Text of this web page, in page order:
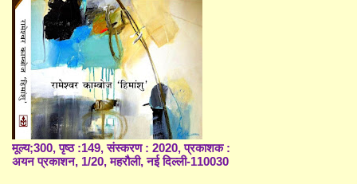
मूल्य;300, पृष्ठ :149, संस्करण : 2020, प्रकाशक :
अयन प्रकाशन, 1/20, महरौली, नई दिल्ली-110030